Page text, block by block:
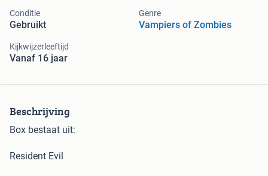
Conditie
Gebruikt
Genre
Vampiers of Zombies
Kijkwijzerleeftijd
Vanaf 16 jaar
Beschrijving
Box bestaat uit:
Resident Evil